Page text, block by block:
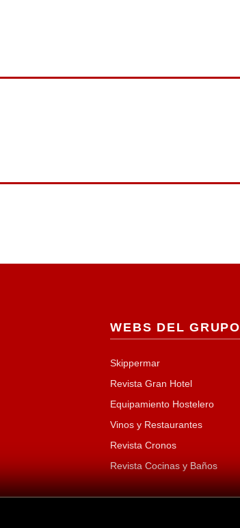
WEBS DEL GRUPO
Skippermar
Revista Gran Hotel
Equipamiento Hostelero
Vinos y Restaurantes
Revista Cronos
Revista Cocinas y Baños